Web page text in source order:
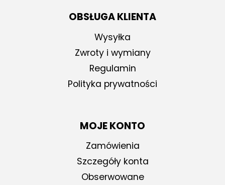
OBSŁUGA KLIENTA
Wysyłka
Zwroty i wymiany
Regulamin
Polityka prywatności
MOJE KONTO
Zamówienia
Szczegóły konta
Obserwowane